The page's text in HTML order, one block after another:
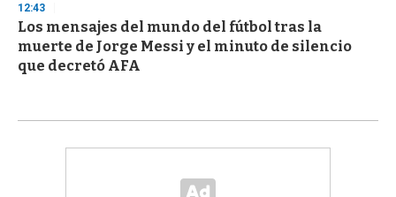
12:43
Los mensajes del mundo del fútbol tras la
muerte de Jorge Messi y el minuto de silencio
que decretó AFA